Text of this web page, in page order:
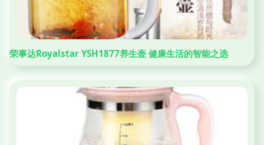
荣事达Royalstar YSH1877养生壶 健康生活的智能之选